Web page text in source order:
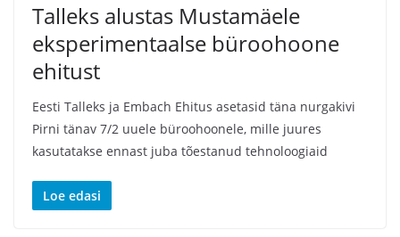
Talleks alustas Mustamäele
eksperimentaalse büroohoone
ehitust
Eesti Talleks ja Embach Ehitus asetasid täna nurgakivi
Pirni tänav 7/2 uuele büroohoonele, mille juures
kasutatakse ennast juba tõestanud tehnoloogiaid
Loe edasi